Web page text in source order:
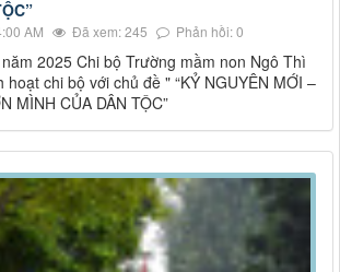
AM Đã xem: 245 Phản hồi: 0
2025 Chi bộ Trường mầm non Ngô Thì
hoạt chi bộ với chủ đề " “KỶ NGUYÊN MỚI –
MÌNH CỦA DÂN TỘC”